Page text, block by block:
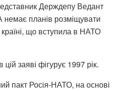
Держдепу Ведант
планів розміщувати
що вступила в НАТО
заяві фігурує 1997 рік.
пакт Росія-НАТО, на основі